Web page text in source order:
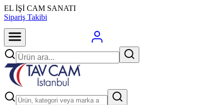
EL İŞİ CAM SANATI
Sipariş Takibi